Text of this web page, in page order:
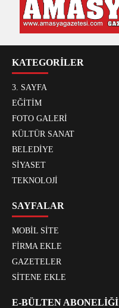
KATEGORİLER
3. SAYFA
EĞİTİM
FOTO GALERİ
KÜLTÜR SANAT
BELEDİYE
SİYASET
TEKNOLOJİ
SAYFALAR
MOBİL SİTE
FİRMA EKLE
GAZETELER
SİTENE EKLE
E-BÜLTEN ABONELİĞİ